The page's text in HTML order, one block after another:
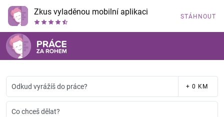
Zkus vyladěnou mobilní aplikaci STÁHNOUT
Odkud vyrážíš do práce? + 0 KM
Co chceš dělat?